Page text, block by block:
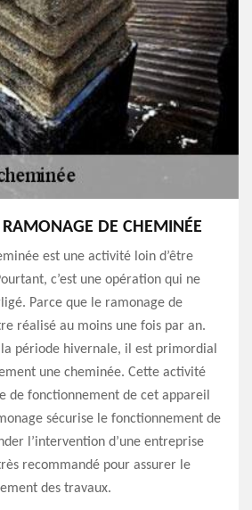
RAMONAGE DE CHEMINÉE
est une activité loin d’être
c’est une opération qui ne
Parce que le ramonage de
réalisé au moins une fois par an.
période hivernale, il est primordial
une cheminée. Cette activité
de fonctionnement de cet appareil
sécurise le fonctionnement de
l’intervention d’une entreprise
recommandé pour assurer le
des travaux.